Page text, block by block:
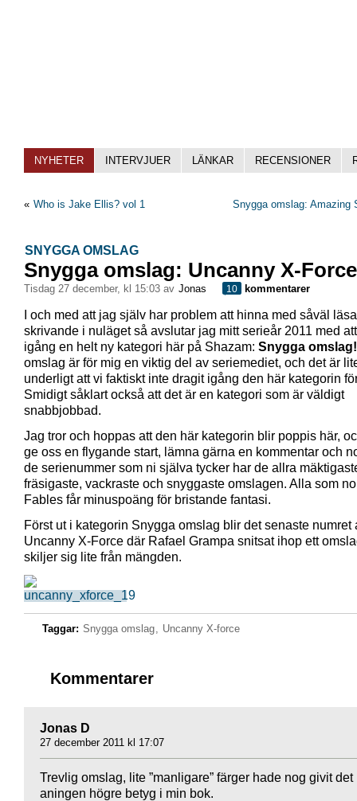
NYHETER INTERVJUER LÄNKAR RECENSIONER
« Who is Jake Ellis? vol 1 Snygga omslag: Amazing
SNYGGA OMSLAG
Snygga omslag: Uncanny X-
tisdag 27 december, kl 15:03 av Jonas 10 kommentarer
I och med att jag själv har problem att hinna med såväl
skrivande i nuläget så avslutar jag mitt serieår 2011 med
igång en helt ny kategori här på Shazam: Snygga omslag!
omslag är för mig en viktig del av seriemediet, och det är
underligt att vi faktiskt inte dragit igång den här kategorin
Smidigt såklart också att det är en kategori som är väldigt
snabbjobbad.
Jag tror och hoppas att den här kategorin blir poppis här,
ge oss en flygande start, lämna gärna en kommentar och
de serienummer som ni själva tycker har de allra
fräsigaste, vackraste och snyggaste omslagen. Alla som
Fables får minuspoäng för bristande fantasi.
Först ut i kategorin Snygga omslag blir det senaste numret
Uncanny X-Force där Rafael Grampa snitsat ihop ett
skiljer sig lite från mängden.
Taggar: Snygga omslag, Uncanny X-force
Kommentarer
Jonas D
27 december 2011 kl 17:07
Trevlig omslag, lite ”manligare” färger hade nog givit det
aningen högre betyg i min bok.